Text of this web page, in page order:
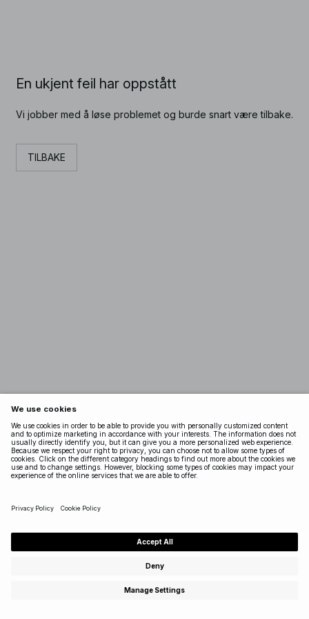
En ukjent feil har oppstått
Vi jobber med å løse problemet og burde snart være tilbake.
TILBAKE